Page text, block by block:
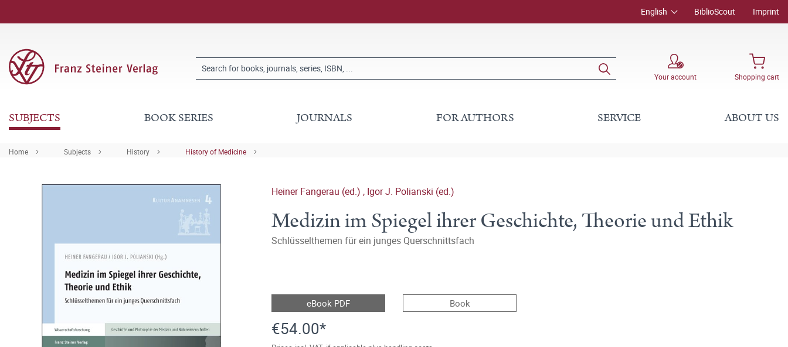
English BiblioScout Imprint
Your account Shopping cart
SUBJECTS BOOK SERIES JOURNALS FOR AUTHORS SERVICE ABOUT US
Home Subjects History History of Medicine
Heiner Fangerau (ed.) , Igor J. Polianski (ed.)
Medizin im Spiegel ihrer Geschichte, Theorie und Ethik
Schlüsselthemen für ein junges Querschnittsfach
eBook PDF Book
€54.00*